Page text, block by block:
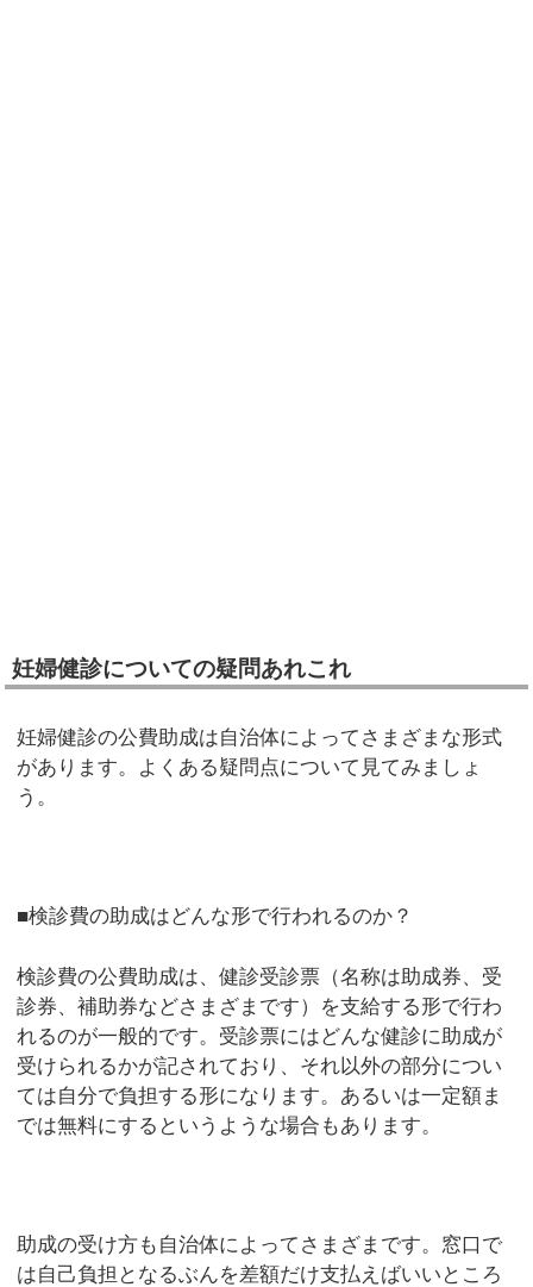
妊婦健診についての疑問あれこれ
妊婦健診の公費助成は自治体によってさまざまな形式
があります。よくある疑問点について見てみましょ
う。
■検診費の助成はどんな形で行われるのか？
検診費の公費助成は、健診受診票（名称は助成券、受
診券、補助券などさまざまです）を支給する形で行わ
れるのが一般的です。受診票にはどんな健診に助成が
受けられるかが記されており、それ以外の部分につい
ては自分で負担する形になります。あるいは一定額ま
では無料にするというような場合もあります。
助成の受け方も自治体によってさまざまです。窓口で
は自己負担となるぶんを差額だけ支払えばいいところ